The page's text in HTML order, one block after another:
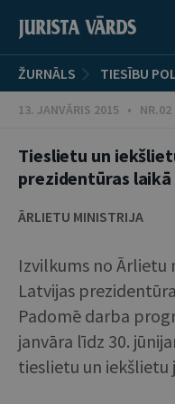
ŽURNĀLS TIESĪBU
13. JANVĀRIS 2015 • NR.02
Tieslietu un
prezidentūras laikā
ĀRLIETU MINISTRIJA
Izvilkums no
Latvijas
Padomē darba
janvāra līdz 30.
tieslietu un iekšlietu